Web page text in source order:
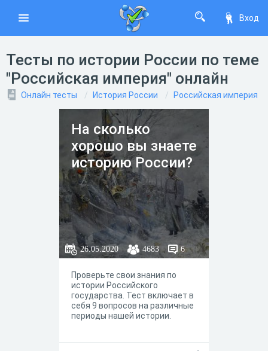
Вход
Тесты по истории России по теме
"Российская империя" онлайн
Онлайн тесты История России Российская империя
На сколько
хорошо вы знаете
историю России?
26.05.2020 4683 6
Проверьте свои знания по
истории Российского
государства. Тест включает в
себя 9 вопросов на различные
периоды нашей истории.